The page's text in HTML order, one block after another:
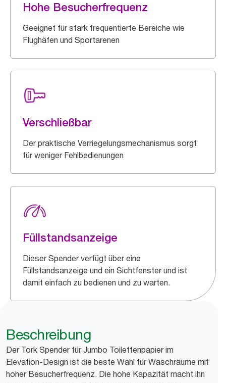
Hohe Besucherfrequenz
Geeignet für stark frequentierte Bereiche wie
Flughäfen und Sportarenen
Verschließbar
Der praktische Verriegelungsmechanismus sorgt
für weniger Fehlbedienungen
Füllstandsanzeige
Dieser Spender verfügt über eine
Füllstandsanzeige und ein Sichtfenster und ist
damit einfach zu bedienen und zu warten.
Beschreibung
Der Tork Spender für Jumbo Toilettenpapier im
Elevation-Design ist die beste Wahl für Waschräume mit
hoher Besucherfrequenz. Die hohe Kapazität macht ihn